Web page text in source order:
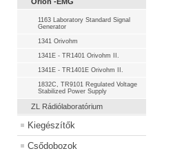
1163 Laboratory Standard Signal
Generator
1341 Orivohm
1341E - TR1401 Orivohm II.
1341E - TR1401E Orivohm II.
1832C, TR9101 Regulated Voltage
Stabilized Power Supply
ZL Rádiólaboratórium
Kiegészítők
Csődobozok